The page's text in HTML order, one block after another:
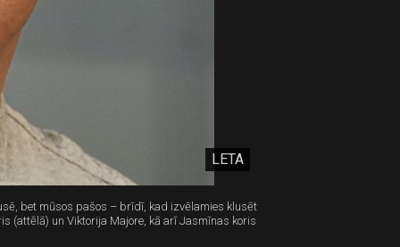
LETA
bet mūsos pašos – brīdī, kad izvēlamies klusēt
(attēlā) un Viktorija Majore, kā arī Jasmīnas koris